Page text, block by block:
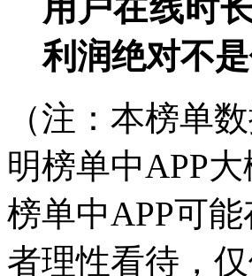
用户在线时
利润绝对不
（注：本榜单
明榜单中APP
榜单中APP可
者理性看待，